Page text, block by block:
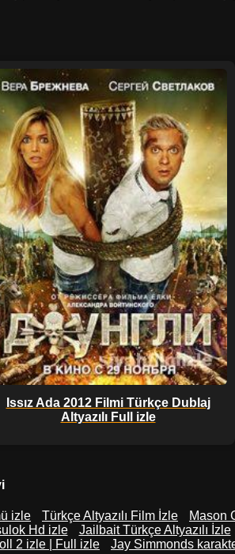
Issız Ada 2012 Filmi Türkçe Dublaj
Altyazılı Full izle
izle Türkçe Altyazılı Film İzle Mason
Hd izle Jailbait Türkçe Altyazılı İzle
2 izle | Full izle Jay Simmonds